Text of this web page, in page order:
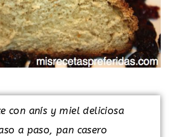
con anís y miel deliciosa
a paso, pan casero